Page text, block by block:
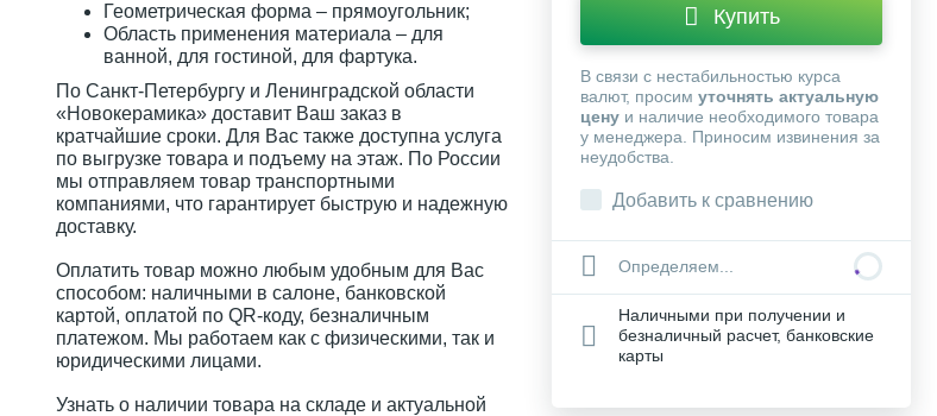
Геометрическая форма – прямоугольник;
Область применения материала – для
ванной, для гостиной, для фартука.
По Санкт-Петербургу и Ленинградской области
«Новокерамика» доставит Ваш заказ в
кратчайшие сроки. Для Вас также доступна услуга
по выгрузке товара и подъему на этаж. По России
мы отправляем товар транспортными
компаниями, что гарантирует быструю и надежную
доставку.
Оплатить товар можно любым удобным для Вас
способом: наличными в салоне, банковской
картой, оплатой по QR-коду, безналичным
платежом. Мы работаем как с физическими, так и
юридическими лицами.
Узнать о наличии товара на складе и актуальной
Купить
В связи с нестабильностью курса
валют, просим уточнять актуальную
цену и наличие необходимого товара
у менеджера. Приносим извинения за
неудобства.
Добавить к сравнению
Определяем...
Наличными при получении и
безналичный расчет, банковские
карты